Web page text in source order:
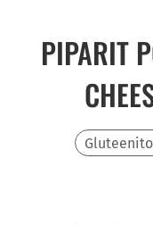
PIPARIT